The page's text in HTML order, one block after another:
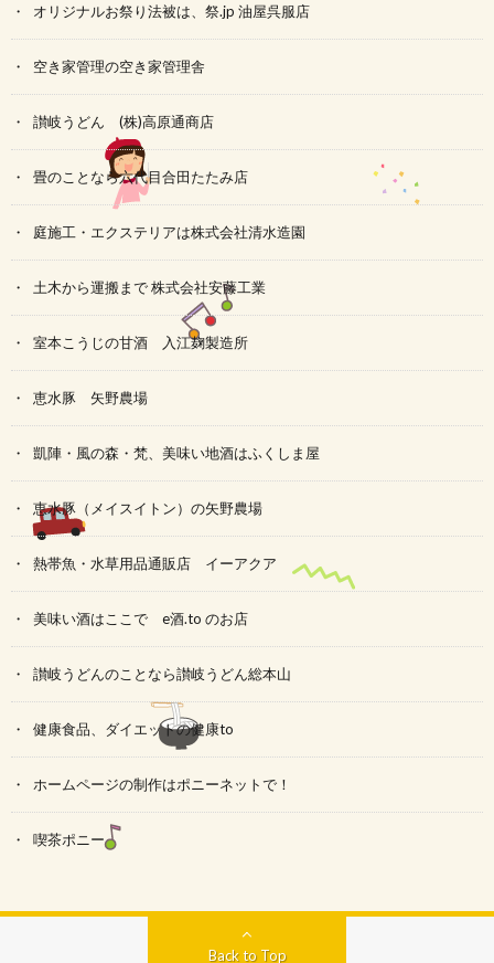
オリジナルお祭り法被は、祭.jp 油屋呉服店
空き家管理の空き家管理舎
讃岐うどん (株)高原通商店
畳のことなら六代目合田たたみ店
庭施工・エクステリアは株式会社清水造園
土木から運搬まで 株式会社安藤工業
室本こうじの甘酒 入江麹製造所
恵水豚 矢野農場
凱陣・風の森・梵、美味い地酒はふくしま屋
恵水豚（メイスイトン）の矢野農場
熱帯魚・水草用品通販店 イーアクア
美味い酒はここで e酒.to のお店
讃岐うどんのことなら讃岐うどん総本山
健康食品、ダイエットの健康to
ホームページの制作はポニーネットで！
喫茶ポニー
Back to Top